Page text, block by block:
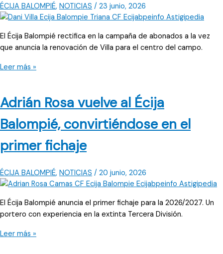
Balompié
ÉCIJA BALOMPIÉ, NOTICIAS / 23 junio, 2026
El Écija Balompié rectifica en la campaña de abonados a la vez
que anuncia la renovación de Villa para el centro del campo.
Villa
a
renovados,
el
Balompié
rectifica
la
campaña
abonados
Leer más »
Adrián Rosa vuelve al Écija
Balompié, convirtiéndose en el
primer fichaje
ÉCIJA BALOMPIÉ, NOTICIAS / 20 junio, 2026
El Écija Balompié anuncia el primer fichaje para la 2026/2027. Un
portero con experiencia en la extinta Tercera División.
Adrián
Leer más »